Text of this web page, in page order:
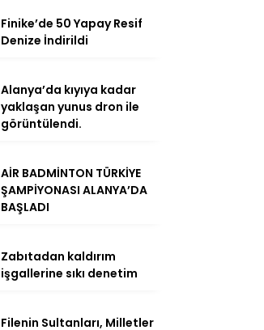
Finike’de 50 Yapay Resif
Denize İndirildi
Alanya’da kıyıya kadar
yaklaşan yunus dron ile
görüntülendi.
AİR BADMİNTON TÜRKİYE
ŞAMPİYONASI ALANYA’DA
BAŞLADI
Zabıtadan kaldırım
işgallerine sıkı denetim
Filenin Sultanları, Milletler